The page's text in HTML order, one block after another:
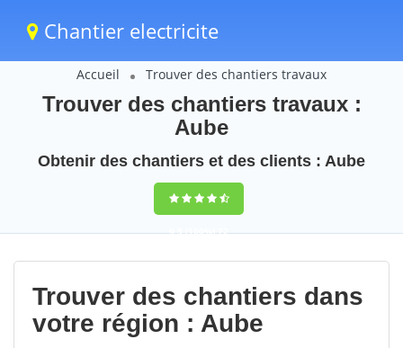
Chantier electricite
Accueil Trouver des chantiers travaux
Trouver des chantiers travaux :
Aube
Obtenir des chantiers et des clients : Aube
9,5(100%)72
votes
Trouver des chantiers dans
votre région : Aube